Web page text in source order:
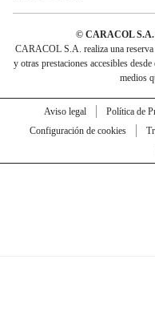
© CARACOL S.A.
CARACOL S.A. realiza una reserva
y otras prestaciones accesibles
medios
Aviso legal Política de
Configuración de cookies